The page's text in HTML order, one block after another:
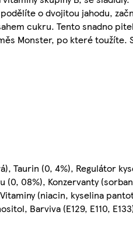
o dvojitou jahodu,
cukru. Tento snadno
Monster, po které toužíte.
Taurin (0, 4%), Regulátor
08%), Konzervanty
(niacin, kyselina
Barviva (E129, E110,